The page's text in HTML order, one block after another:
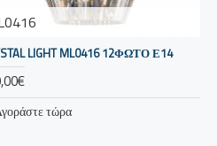
LIGHT ML0416 12ΦΩΤΟ Ε14
τώρα